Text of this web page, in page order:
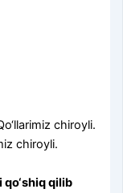
chiroyli.
chiroyli.
qo‘shiq qilib